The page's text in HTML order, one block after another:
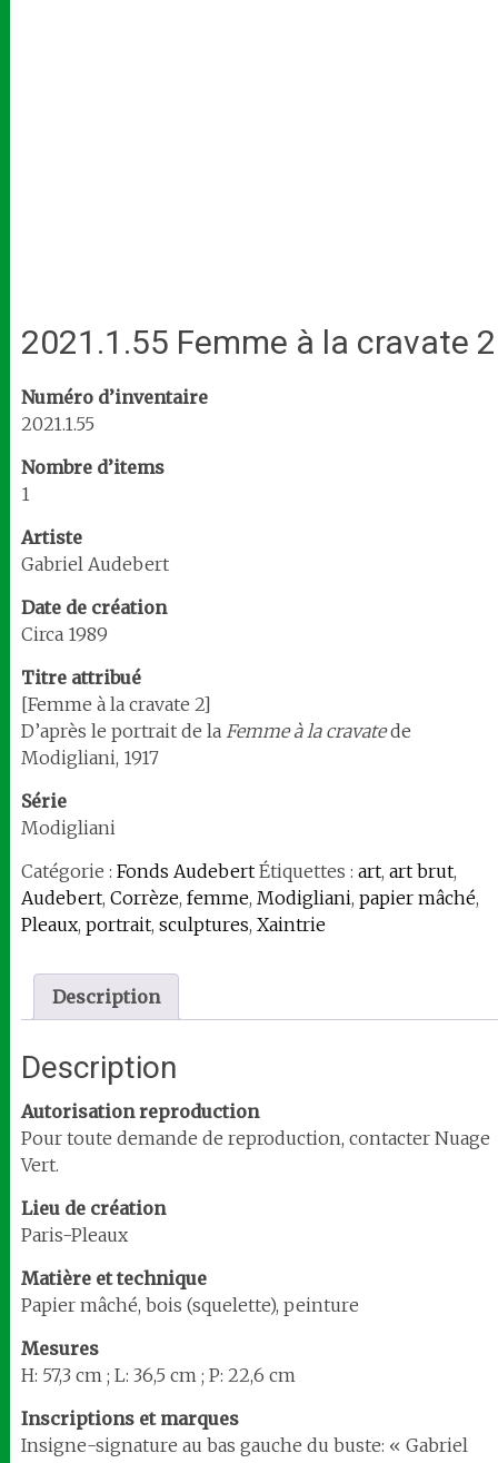
2021.1.55 Femme à la cravate 2
Numéro d’inventaire
2021.1.55
Nombre d’items
1
Artiste
Gabriel Audebert
Date de création
Circa 1989
Titre attribué
[Femme à la cravate 2]
D’après le portrait de la Femme à la cravatede
Modigliani, 1917
Série
Modigliani
Catégorie : Fonds Audebert Étiquettes : art, art brut,
Audebert, Corrèze, femme, Modigliani, papier mâché,
Pleaux, portrait, sculptures, Xaintrie
Description
Description
Autorisation reproduction
Pour toute demande de reproduction, contacter Nuage
Vert.
Lieu de création
Paris-Pleaux
Matière et technique
Papier mâché, bois (squelette), peinture
Mesures
H: 57,3 cm ; L: 36,5 cm ; P: 22,6 cm
Inscriptions et marques
Insigne-signature au bas gauche du buste: « Gabriel